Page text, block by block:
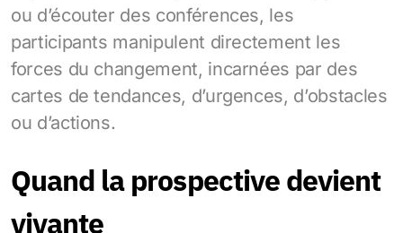
ou d’écouter des conférences, les
participants manipulent directement les
forces du changement, incarnées par des
cartes de tendances, d’urgences, d’obstacles
ou d’actions.
Quand la prospective devient
vivante